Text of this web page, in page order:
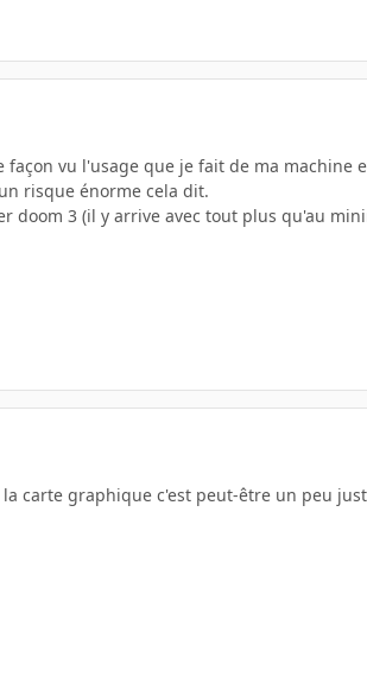
vu l'usage que je fait de ma machine
risque énorme cela dit.
doom 3 (il y arrive avec tout plus qu'au
carte graphique c'est peut-être un peu